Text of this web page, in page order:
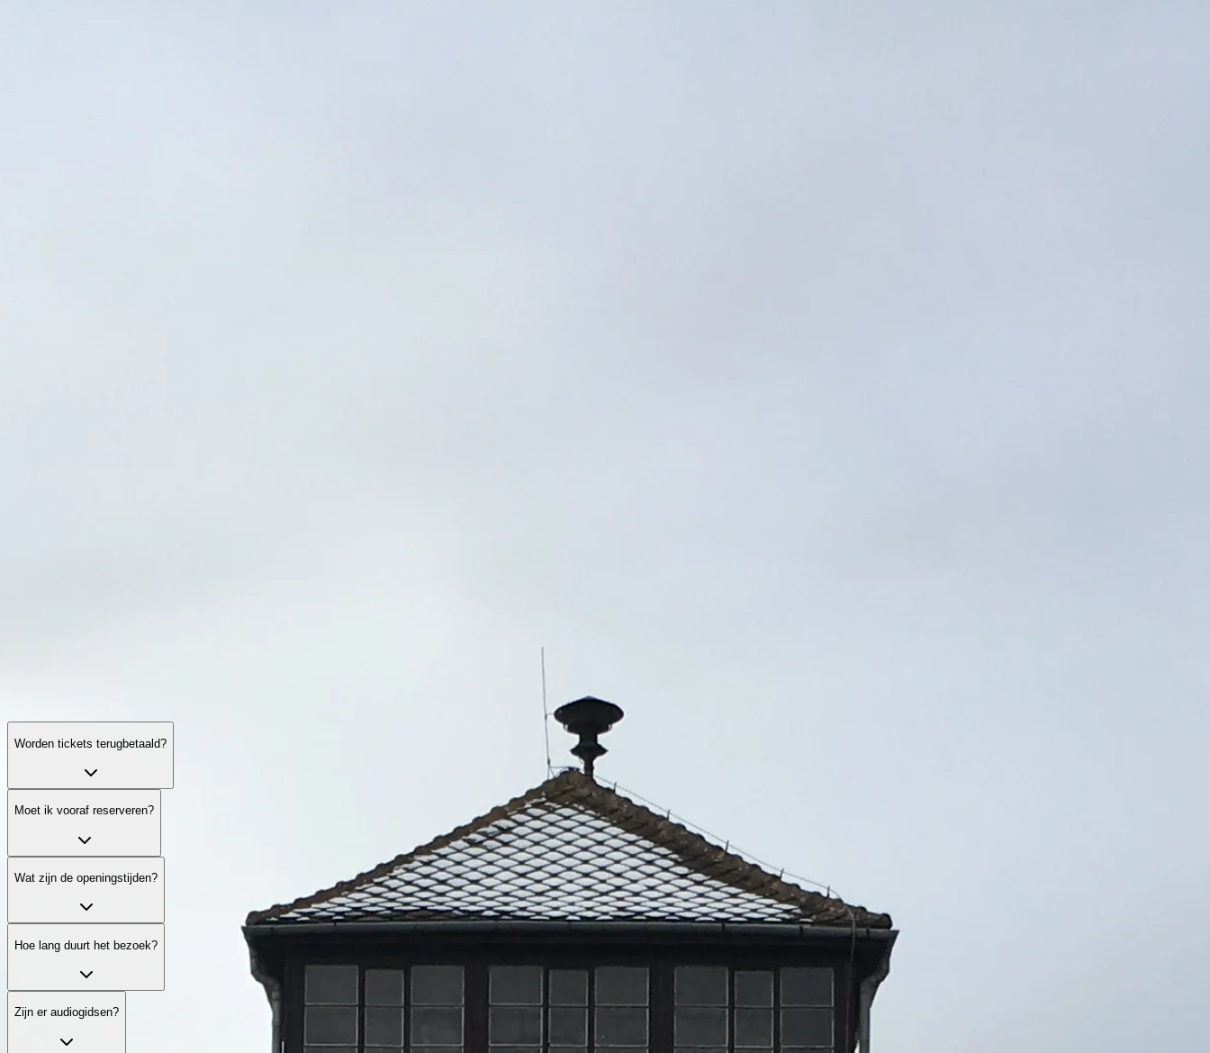
Worden tickets terugbetaald?
Moet ik vooraf reserveren?
Wat zijn de openingstijden?
Hoe lang duurt het bezoek?
Zijn er audiogidsen?